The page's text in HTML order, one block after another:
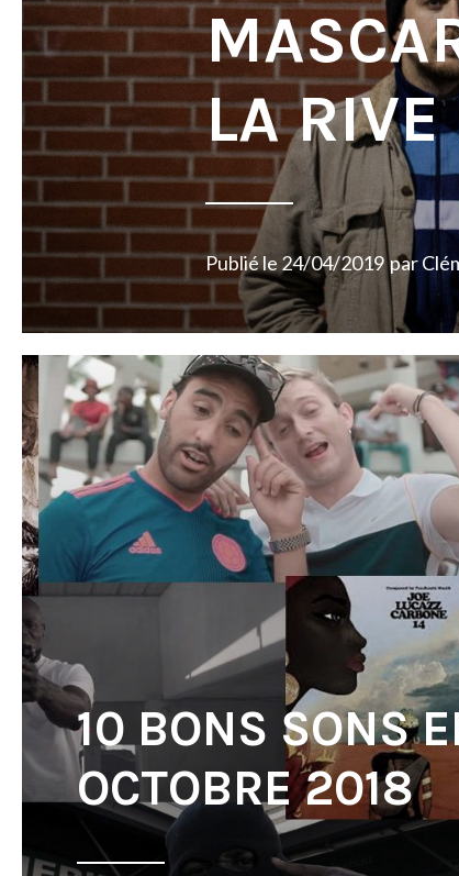
LA RIVE
Publié le 24/04/2019 par
10 BONS SONS
OCTOBRE 2018